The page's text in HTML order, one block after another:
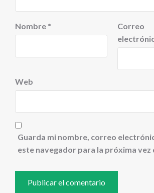
Nombre *
Correo
Web
Guarda mi nombre, correo
este navegador para la próxima vez